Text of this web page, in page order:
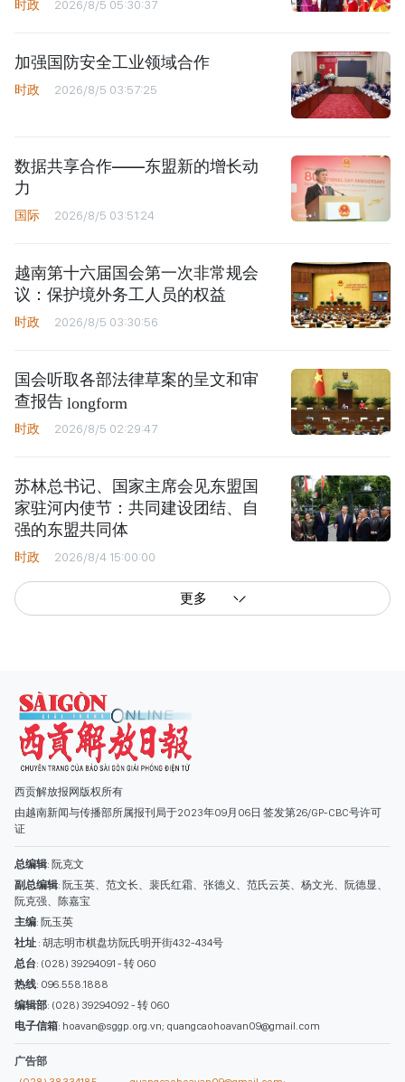
时政 2026/8/5 05:30:37
加强国防安全工业领域合作
时政 2026/8/5 03:57:25
数据共享合作——东盟新的增长动
力
国际 2026/8/5 03:51:24
越南第十六届国会第一次非常规会
议：保护境外务工人员的权益
时政 2026/8/5 03:30:56
国会听取各部法律草案的呈文和审
查报告 longform
时政 2026/8/5 02:29:47
苏林总书记、国家主席会见东盟国
家驻河内使节：共同建设团结、自
强的东盟共同体
时政 2026/8/4 15:00:00
更多
西贡解放报网版权所有
由越南新闻与传播部所属报刊局于2023年09月06日 签发第26/GP-CBC号许可
证
总编辑
副总编辑: 阮玉英、范文长、裴氏红霜、张德义、范氏云英、杨文光、阮德显、